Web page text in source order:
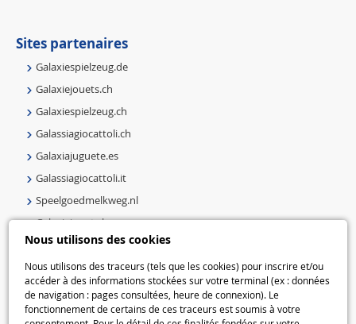
Nous utilisons des cookies
Nous utilisons des traceurs (tels que les cookies) pour inscrire et/ou
accéder à des informations stockées sur votre terminal (ex : données
de navigation : pages consultées, heure de connexion). Le
fonctionnement de certains de ces traceurs est soumis à votre
Sites partenaires
Galaxiespielzeug.de
Galaxiejouets.ch
Galaxiespielzeug.ch
Galassiagiocattoli.ch
Galaxiajuguete.es
Galassiagiocattoli.it
Speelgoedmelkweg.nl
Galaxiejouets.be
Galaxiespielzeug.be
Speelgoedmelkweg.be
Macway.com